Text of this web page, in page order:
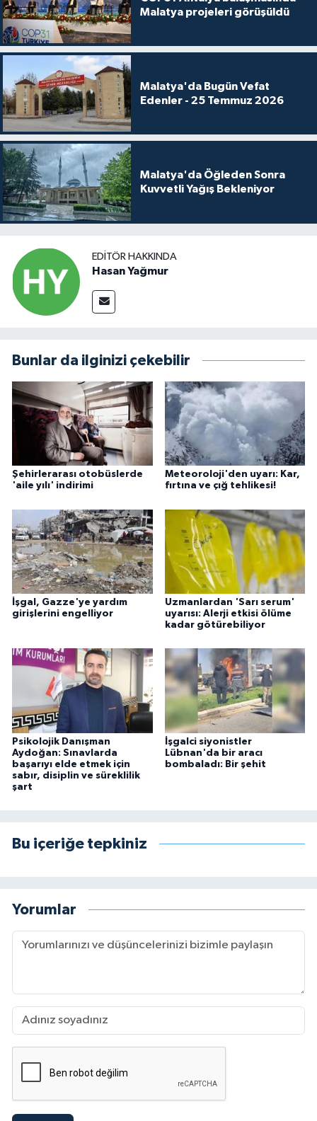
Malatya projeleri görüşüldü
Malatya'da Bugün Vefat
Edenler - 25 Temmuz 2026
Malatya'da Öğleden Sonra
Kuvvetli Yağış Bekleniyor
EDITÖR HAKKINDA
Hasan Yağmur
Bunlar da ilginizi çekebilir
Şehirlerarası otobüslerde
'aile yılı' indirimi
Meteoroloji'den uyarı: Kar,
fırtına ve çığ tehlikesi!
İşgal, Gazze'ye yardım
girişlerini engelliyor
Uzmanlardan 'Sarı serum'
uyarısı: Alerji etkisi ölüme
kadar götürebiliyor
Psikolojik Danışman
Aydoğan: Sınavlarda
başarıyı elde etmek için
sabır, disiplin ve süreklilik
şart
İşgalci siyonistler
Lübnan'da bir aracı
bombaladı: Bir şehit
Bu içeriğe tepkiniz
Yorumlar